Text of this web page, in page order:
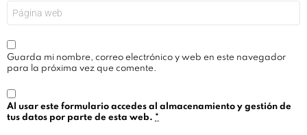
Guarda mi nombre, correo electrónico y web en este navegador
para la próxima vez que comente.
Al usar este formulario accedes al almacenamiento y gestión de
tus datos por parte de esta web. *